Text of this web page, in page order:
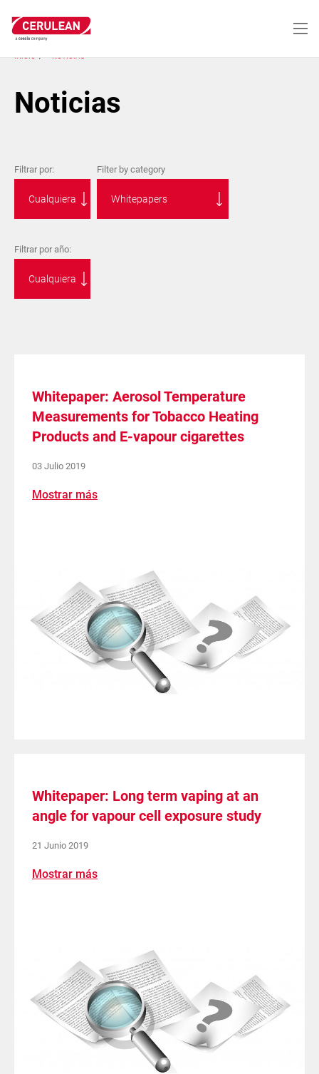
contenido
INICIO NOTICIAS
Noticias
Filtrar por: Filter by category
Filtrar por año:
Whitepaper: Aerosol Temperature
Measurements for Tobacco Heating
Products and E-vapour cigarettes
03 Julio 2019
Mostrar más
Whitepaper: Long term vaping at an
angle for vapour cell exposure study
21 Junio 2019
Mostrar más